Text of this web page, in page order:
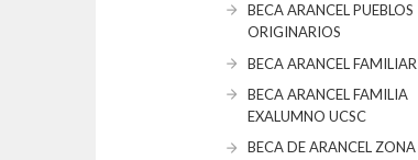
BECA ARANCEL PUEBLOS
ORIGINARIOS
BECA ARANCEL FAMILIAR
BECA ARANCEL FAMILIA
EXALUMNO UCSC
BECA DE ARANCEL ZONA